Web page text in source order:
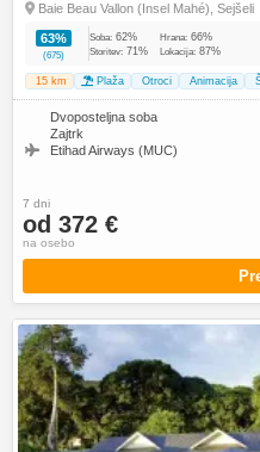
Baie Beau Vallon (Insel Mahé), Sejšeli
63%
(675)
Soba: 62% Hrana: 66%
Storitev: 71% Lokacija: 87%
15 km Plaža Otroci Animacija
Dvoposteljna soba
Zajtrk
Etihad Airways (MUC)
7 dni
od 372 €
na osebo